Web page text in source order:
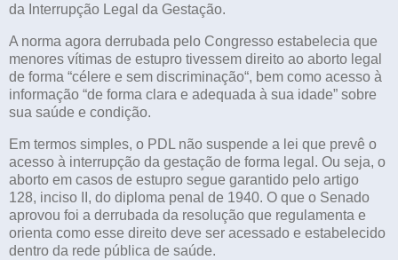
da Interrupção Legal da Gestação.
A norma agora derrubada pelo Congresso estabelecia que
menores vítimas de estupro tivessem direito ao aborto legal
de forma “célere e sem discriminação“, bem como acesso à
informação “de forma clara e adequada à sua idade” sobre
sua saúde e condição.
Em termos simples, o PDL não suspende a lei que prevê o
acesso à interrupção da gestação de forma legal. Ou seja, o
aborto em casos de estupro segue garantido pelo artigo
128, inciso II, do diploma penal de 1940. O que o Senado
aprovou foi a derrubada da resolução que regulamenta e
orienta como esse direito deve ser acessado e estabelecido
dentro da rede pública de saúde.